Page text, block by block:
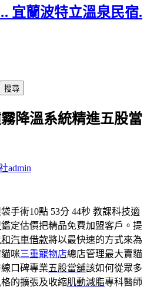
宜蘭波特立溫泉民宿.
降溫系統精進五股當
admin
手術10點 53分 44秒 教課科技適
鑑定估價把精品免費加盟客戶。提
汽車借款將以最快速的方式來為
咪三重寵物店總店管理最大賣貓
口碑專業五股當舖該如何從眾多
的擴張及收縮肌動減脂專科醫師